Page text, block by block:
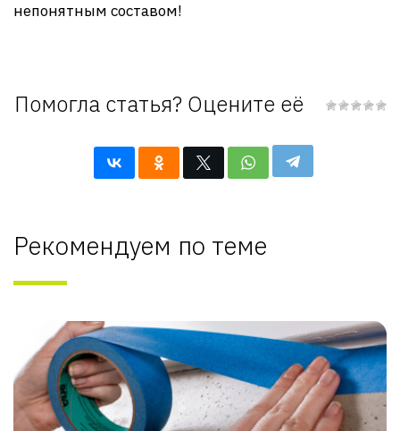
непонятным составом!
Помогла статья? Оцените её
Рекомендуем по теме